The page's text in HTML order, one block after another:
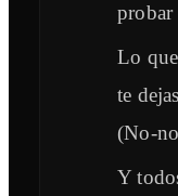
Lo
te
(No-
Y